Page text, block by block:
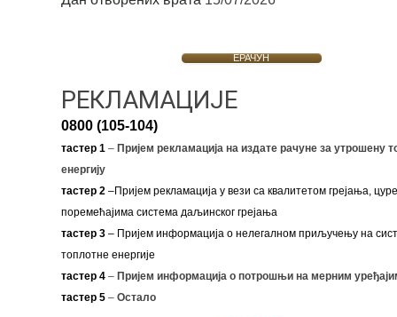
ЕРАЧУН
РЕКЛАМАЦИЈЕ
0800 (105-104)
тастер 1–Пријем рекламација на издате рачуне за утрошену
енергију
тастер 2–Пријем рекламација у вези са квалитетом грејања,
поремећајима система даљинског грејања
тастер 3– Пријем информација о нелегалном приључењу на
топлотне енергије
тастер 4 – Пријем информација о потрошњи на мерним
тастер 5 – Остало